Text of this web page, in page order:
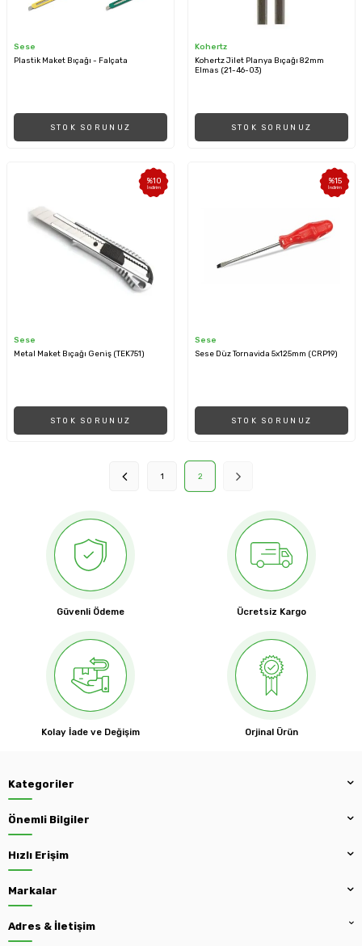
Sese
Plastik Maket Bıçağı - Falçata
STOK SORUNUZ
Kohertz
Kohertz Jilet Planya Bıçağı 82mm
Elmas (21-46-03)
STOK SORUNUZ
%10
İndirim
Sese
Metal Maket Bıçağı Geniş (TEK751)
STOK SORUNUZ
%15
İndirim
Sese
Sese Düz Tornavida 5x125mm (CRP19)
STOK SORUNUZ
1 2
Güvenli Ödeme Ücretsiz Kargo
Kolay İade ve Değişim Orjinal Ürün
Kategoriler
Önemli Bilgiler
Hızlı Erişim
Markalar
Adres & İletişim